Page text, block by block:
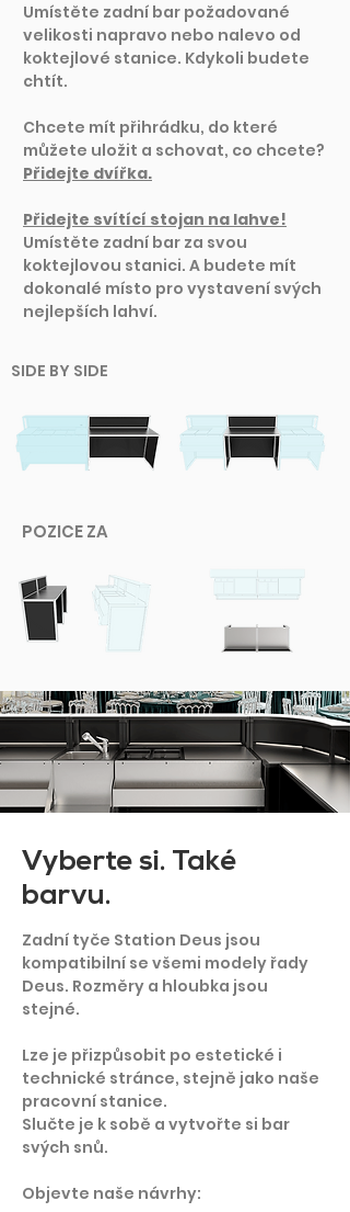
Umístěte zadní bar požadované
velikosti napravo nebo nalevo od
koktejlové stanice. Kdykoli budete
chtít.
Chcete mít přihrádku, do které
můžete uložit a schovat, co chcete?
Přidejte dvířka.
Přidejte svítící stojan na lahve!
Umístěte zadní bar za svou
koktejlovou stanici. A budete mít
dokonalé místo pro vystavení svých
nejlepších lahví.
SIDE BY SIDE
POZICE ZA
Vyberte si. Také
barvu.
Zadní tyče Station Deus jsou
kompatibilní se všemi modely řady
Deus. Rozměry a hloubka jsou
stejné.
Lze je přizpůsobit po estetické i
technické stránce, stejně jako naše
pracovní stanice.
Slučte je k sobě a vytvořte si bar
svých snů.
Objevte naše návrhy: